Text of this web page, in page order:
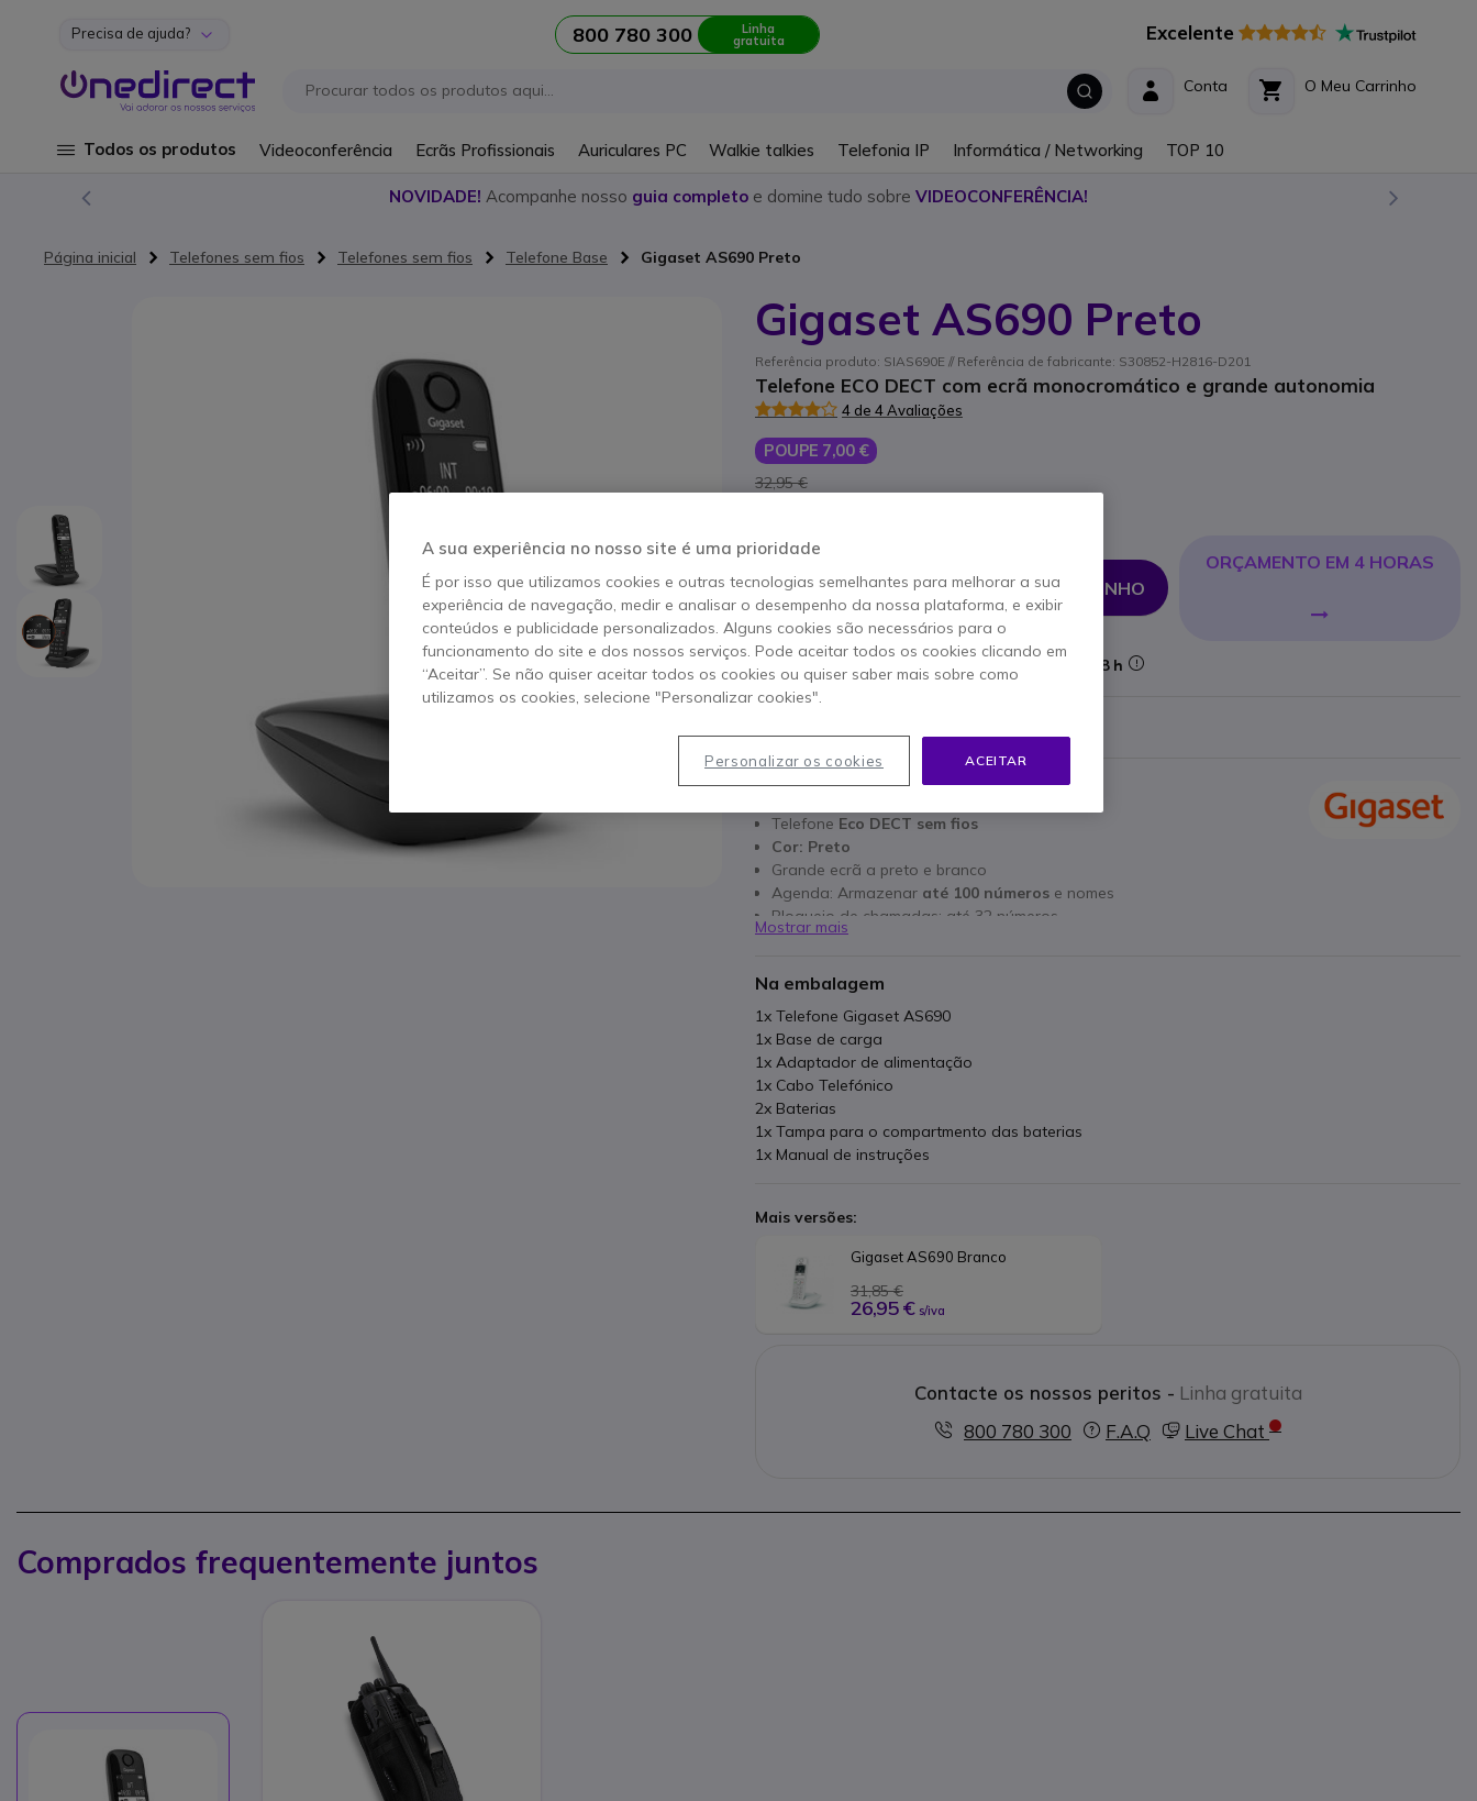
Ir para o Conteúdo
Precisa de ajuda? 800 780 300 Linha
gratuita Excelente
O Meu Carrinho
Conta
Todos os produtos Videoconferência Ecrãs Profissionais Auriculares PC Walkie talkies Telefonia IP Informática / Networking TOP 10
NOVIDADE! Acompanhe nosso guia completo e domine tudo sobre VIDEOCONFERÊNCIA!
Página inicial Telefones sem fios Telefones sem fios Telefone Base Gigaset AS690 Preto
Gigaset AS690 Preto
Referência produto: SIAS690E // Referência de fabricante: S30852-H2816-D201
Telefone ECO DECT com ecrã monocromático e grande autonomia
4 de 4 Avaliações
POUPE 7,00 €
32,95 €
25,95 €
Qtd
ADICIONAR AO CARRINHO
ORÇAMENTO EM 4 HORAS
25 produtos em stock 24/48 h
Características principais
Telefone Eco DECT sem fios
Cor: Preto
Grande ecrã a preto e branco
Agenda: Armazenar até 100 números e nomes
Bloqueio de chamadas: até 32 números
Disponível em Branco
Mostrar mais
Na embalagem
1x Telefone Gigaset AS690
1x Base de carga
1x Adaptador de alimentação
1x Cabo Telefónico
2x Baterias
1x Tampa para o compartmento das baterias
1x Manual de instruções
Mais versões:
Gigaset AS690 Branco
31,85 €
26,95 € s/iva
Contacte os nossos peritos - Linha gratuita
800 780 300
F.A.Q Live Chat
Comprados frequentemente juntos
A sua experiência no nosso site é uma prioridade
É por isso que utilizamos cookies e outras tecnologias semelhantes para melhorar a sua
experiência de navegação, medir e analisar o desempenho da nossa plataforma, e exibir
conteúdos e publicidade personalizados. Alguns cookies são necessários para o
funcionamento do site e dos nossos serviços. Pode aceitar todos os cookies clicando em
“Aceitar”. Se não quiser aceitar todos os cookies ou quiser saber mais sobre como
utilizamos os cookies, selecione "Personalizar cookies".
ACEITAR
Personalizar os cookies